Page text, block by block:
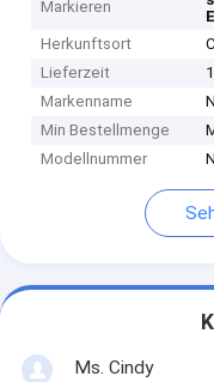
Markieren
Herkunftsort
Lieferzeit
Markenname
Min Bestellmenge
Modellnummer
Ms. Cindy